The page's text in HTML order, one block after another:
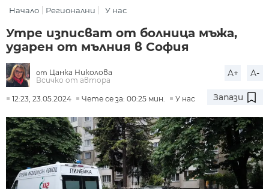
Начало Регионални У нас
Утре изписват от болница мъжа,
ударен от мълния в София
от Цанка Николова
Всичко от автора
A+ A-
12:23, 23.05.2024 Чете се за: 00:25 мин. У нас Запази